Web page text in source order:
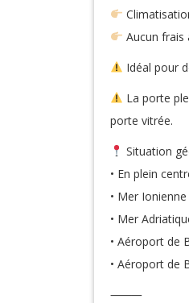
Aucun frais
Idéal pour
La porte
porte vitrée.
Situation
• En plein
• Mer
• Mer
• Aéroport de
• Aéroport de
⸻